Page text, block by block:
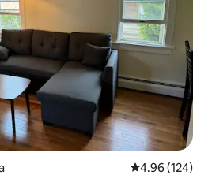
Calificación
4.96 (124)